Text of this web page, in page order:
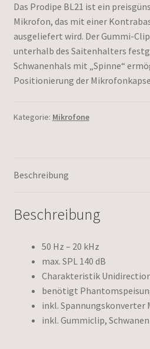
Das Prodipe BL21 ist ein
Mikrofon, das mit einer
ausgeliefert wird. Der Gummi-
unterhalb des Saitenhalters
Schwanenhals mit „Spinne“
Positionierung der
Kategorie: Mikrofone
Beschreibung
Beschreibung
50 Hz – 20 kHz
max. SPL 140 dB
Charakteristik
benötigt
inkl. Spannungskonverter
inkl. Gummiclip,